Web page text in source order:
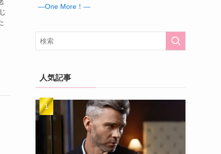
―One More！―
人気記事